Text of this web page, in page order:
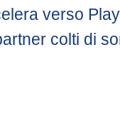
verso
colti di